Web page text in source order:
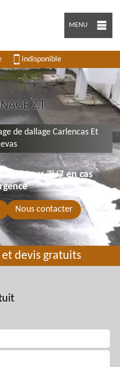
MENU
indisponible
Z.T
de dallage Carlencas Et
24 sur 7j/7 en cas
Nous contacter
devis gratuits